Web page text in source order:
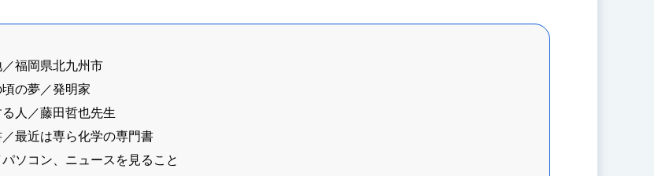
／福岡県北九州市
の夢／発明家
人／藤田哲也先生
最近は専ら化学の専門書
ソコン、ニュースを見ること